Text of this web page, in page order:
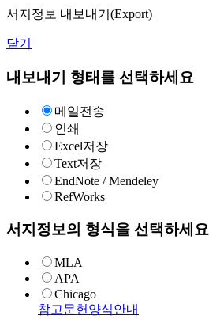
서지정보 내보내기(Export)
닫기
내보내기 형태를 선택하세요
메일전송
인쇄
Excel저장
Text저장
EndNote / Mendeley
RefWorks
서지정보의 형식을 선택하세요
MLA
APA
Chicago
참고문헌양식안내